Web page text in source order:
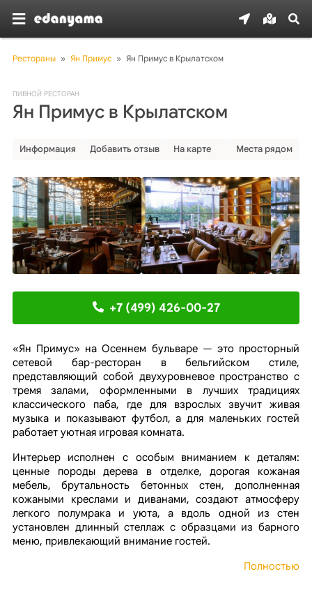
Рестораны » Ян Примус » Ян Примус в Крылатском
ПИВНОЙ РЕСТОРАН
Ян Примус в Крылатском
Информация Добавить отзыв На карте Места рядом
+7 (499) 426-00-27
«Ян Примус» на Осеннем бульваре — это просторный
сетевой бар-ресторан в бельгийском стиле,
представляющий собой двухуровневое пространство с
тремя залами, оформленными в лучших традициях
классического паба, где для взрослых звучит живая
музыка и показывают футбол, а для маленьких гостей
работает уютная игровая комната.
Интерьер исполнен с особым вниманием к деталям:
ценные породы дерева в отделке, дорогая кожаная
мебель, брутальность бетонных стен, дополненная
кожаными креслами и диванами, создают атмосферу
легкого полумрака и уюта, а вдоль одной из стен
установлен длинный стеллаж с образцами из барного
меню, привлекающий внимание гостей.
Полностью